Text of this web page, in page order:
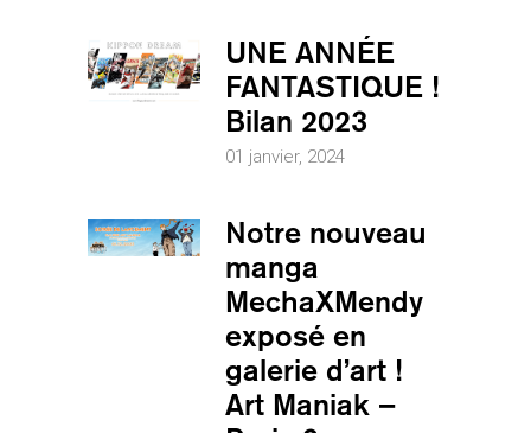
UNE ANNÉE
FANTASTIQUE !
Bilan 2023
01 janvier, 2024
Notre nouveau
manga
MechaXMendy
exposé en
galerie d’art !
Art Maniak –